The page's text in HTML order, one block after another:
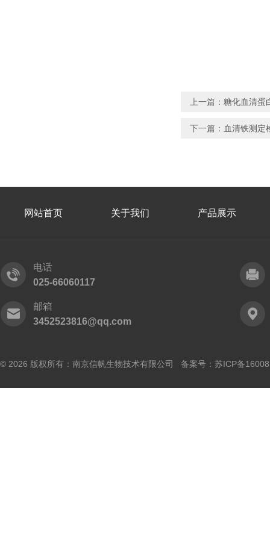
上一篇： 糖化血清蛋
下一篇： 血清铁测定
网站首页 关于我们 产品展示
电话
025-66060117
邮箱
3452523816@qq.com
© 2026 版权所有：南京信帆生物技术有限公司 备案号： 苏ICP备